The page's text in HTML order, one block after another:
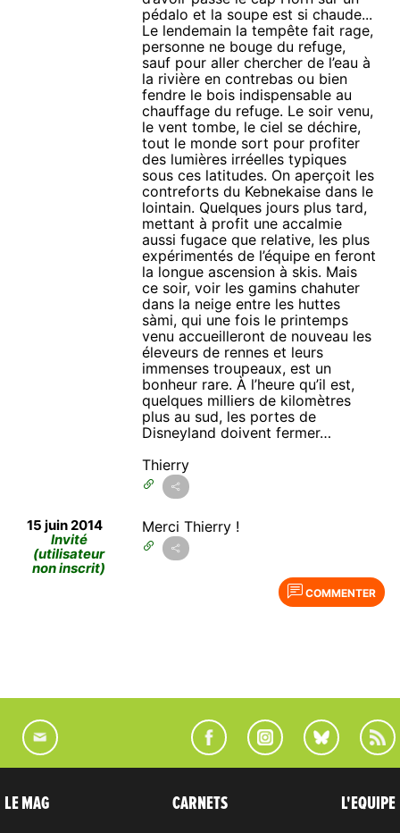
pédalo et la soupe est si chaude...
Le lendemain la tempête fait rage,
personne ne bouge du refuge,
sauf pour aller chercher de l’eau à
la rivière en contrebas ou bien
fendre le bois indispensable au
chauffage du refuge. Le soir venu,
le vent tombe, le ciel se déchire,
tout le monde sort pour profiter
des lumières irréelles typiques
sous ces latitudes. On aperçoit les
contreforts du Kebnekaise dans le
lointain. Quelques jours plus tard,
mettant à profit une accalmie
aussi fugace que relative, les plus
expérimentés de l’équipe en feront
la longue ascension à skis. Mais
ce soir, voir les gamins chahuter
dans la neige entre les huttes
sàmi, qui une fois le printemps
venu accueilleront de nouveau les
éleveurs de rennes et leurs
immenses troupeaux, est un
bonheur rare. À l’heure qu’il est,
quelques milliers de kilomètres
plus au sud, les portes de
Disneyland doivent fermer…
Thierry
15 juin 2014
Invité
(utilisateur
non inscrit)
Merci Thierry !
COMMENTER
LE MAG CARNETS L'EQUIPE